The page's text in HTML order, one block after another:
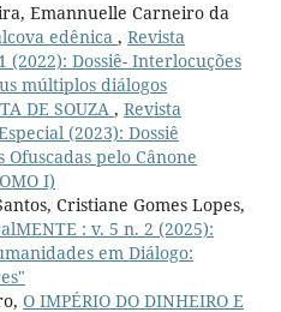
Emannuelle Carneiro da
edênica , Revista
(2022): Dossiê- Interlocuções
múltiplos diálogos
DE SOUZA , Revista
(2023): Dossiê
pelo Cânone
I)
Cristiane Gomes Lopes,
: v. 5 n. 2 (2025):
em Diálogo:
O IMPÉRIO DO DINHEIRO E